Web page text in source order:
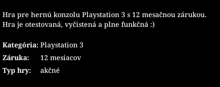
Hra pre hernú konzolu Playstation 3 s 12 mesačnou zárukou.
Hra je otestovaná, vyčistená a plne funkčná :)
Kategória: Playstation 3
Záruka:
12 mesiacov
Typ hry: akčné